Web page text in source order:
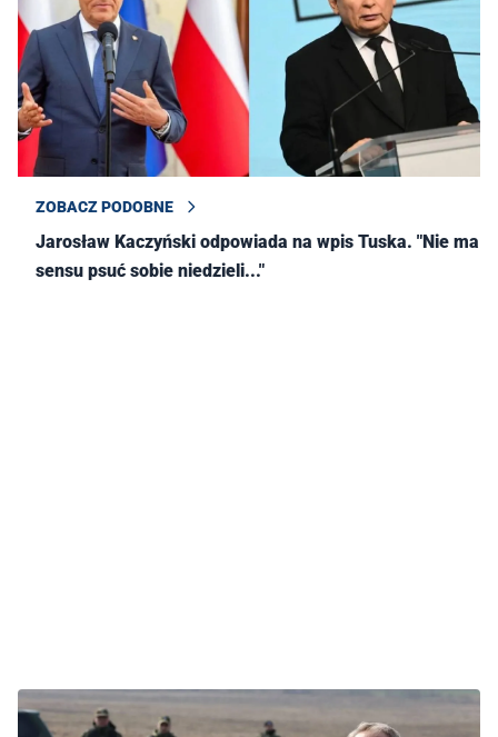
ZOBACZ PODOBNE
Jarosław Kaczyński odpowiada na wpis Tuska. "Nie ma
sensu psuć sobie niedzieli..."